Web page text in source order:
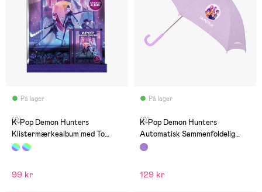
På lager
(0)
K-Pop Demon Hunters
Klistermærkealbum med To
Blind Bags
99 kr
På lager
(0)
K-Pop Demon Hunters
Automatisk Sammenfoldelig
Paraply, Iconic
129 kr